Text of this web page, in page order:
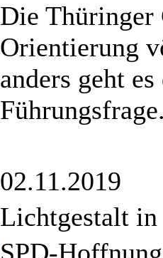
Die Thüringer
Orientierung
anders geht
02.11.2019
Lichtgestalt in